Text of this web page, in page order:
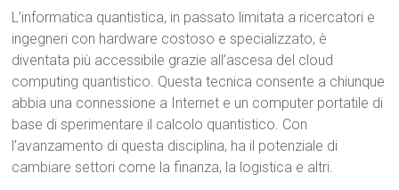
L’informatica quantistica, in passato limitata a ricercatori e
ingegneri con hardware costoso e specializzato, è
diventata più accessibile grazie all’ascesa del cloud
computing quantistico. Questa tecnica consente a chiunque
abbia una connessione a Internet e un computer portatile di
base di sperimentare il calcolo quantistico. Con
l’avanzamento di questa disciplina, ha il potenziale di
cambiare settori come la finanza, la logistica e altri.